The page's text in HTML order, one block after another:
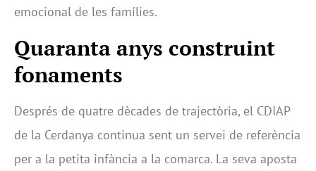
emocional de les famílies.
Quaranta anys construint
fonaments
Després de quatre dècades de trajectòria, el CDIAP
de la Cerdanya continua sent un servei de referència
per a la petita infància a la comarca. La seva aposta